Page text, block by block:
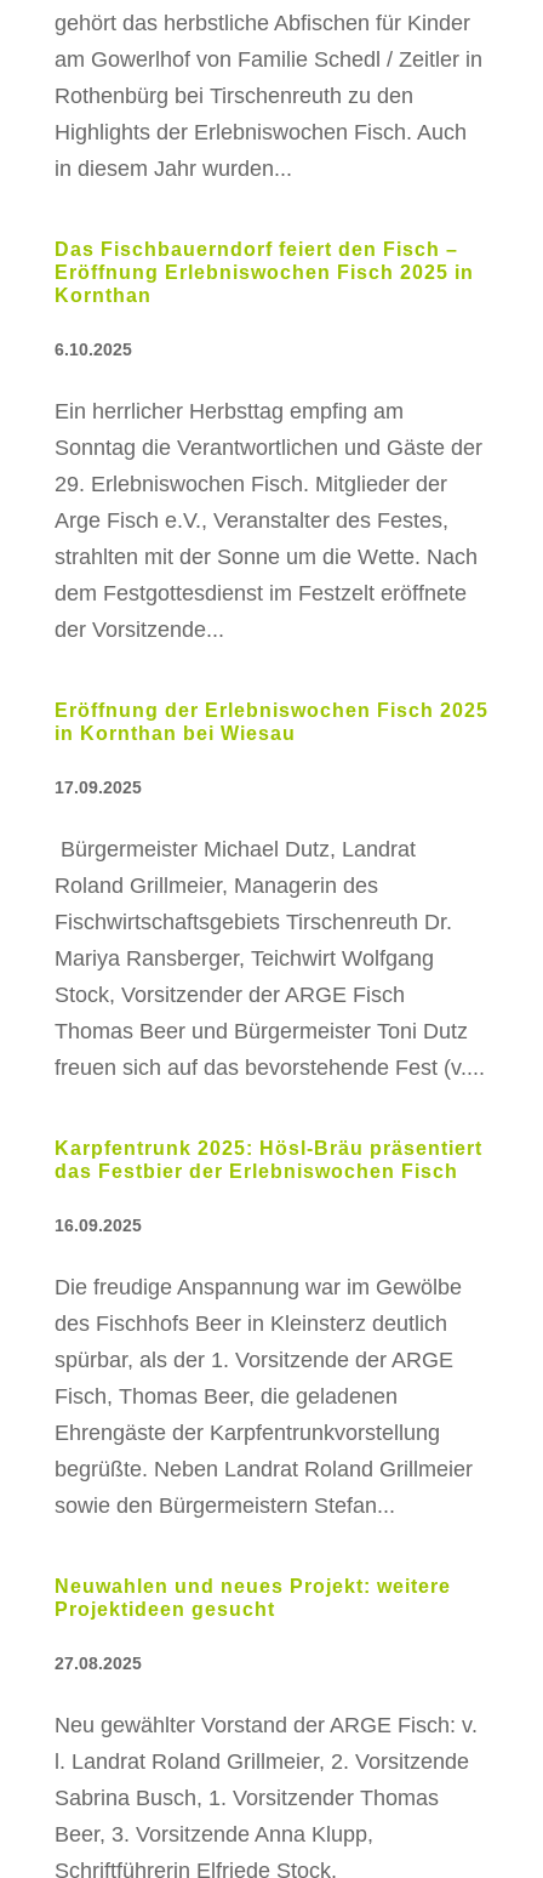
gehört das herbstliche Abfischen für Kinder
am Gowerlhof von Familie Schedl / Zeitler in
Rothenbürg bei Tirschenreuth zu den
Highlights der Erlebniswochen Fisch. Auch
in diesem Jahr wurden...
Das Fischbauerndorf feiert den Fisch –
Eröffnung Erlebniswochen Fisch 2025 in
Kornthan
6.10.2025
Ein herrlicher Herbsttag empfing am
Sonntag die Verantwortlichen und Gäste der
29. Erlebniswochen Fisch. Mitglieder der
Arge Fisch e.V., Veranstalter des Festes,
strahlten mit der Sonne um die Wette. Nach
dem Festgottesdienst im Festzelt eröffnete
der Vorsitzende...
Eröffnung der Erlebniswochen Fisch 2025
in Kornthan bei Wiesau
17.09.2025
Bürgermeister Michael Dutz, Landrat
Roland Grillmeier, Managerin des
Fischwirtschaftsgebiets Tirschenreuth Dr.
Mariya Ransberger, Teichwirt Wolfgang
Stock, Vorsitzender der ARGE Fisch
Thomas Beer und Bürgermeister Toni Dutz
freuen sich auf das bevorstehende Fest (v....
Karpfentrunk 2025: Hösl-Bräu präsentiert
das Festbier der Erlebniswochen Fisch
16.09.2025
Die freudige Anspannung war im Gewölbe
des Fischhofs Beer in Kleinsterz deutlich
spürbar, als der 1. Vorsitzende der ARGE
Fisch, Thomas Beer, die geladenen
Ehrengäste der Karpfentrunkvorstellung
begrüßte. Neben Landrat Roland Grillmeier
sowie den Bürgermeistern Stefan...
Neuwahlen und neues Projekt: weitere
Projektideen gesucht
27.08.2025
Neu gewählter Vorstand der ARGE Fisch: v.
l. Landrat Roland Grillmeier, 2. Vorsitzende
Sabrina Busch, 1. Vorsitzender Thomas
Beer, 3. Vorsitzende Anna Klupp,
Schriftführerin Elfriede Stock,